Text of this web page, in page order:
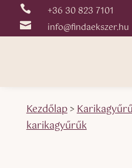
 +36 30 823 7101
 info@findaekszer.hu
Kezdőlap>
karikagyűrűk